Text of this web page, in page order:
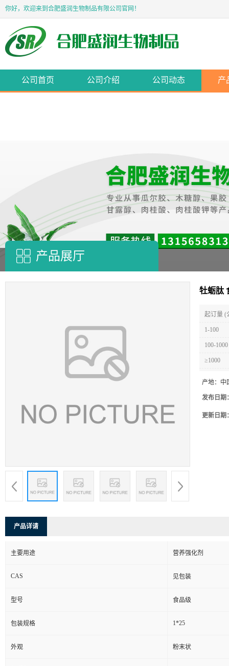
你好，欢迎来到合肥盛润生物制品有限公司官网！
公司首页 公司介绍 公司动态 产
产品展厅
牡蛎肽
起订量 (
1-100
100-1000
≥1000
产地： 中
发布日期
更新日期
产品详请
主要用途 营养强化剂
CAS 见包装
型号 食品级
包装规格 1*25
外观 粉末状